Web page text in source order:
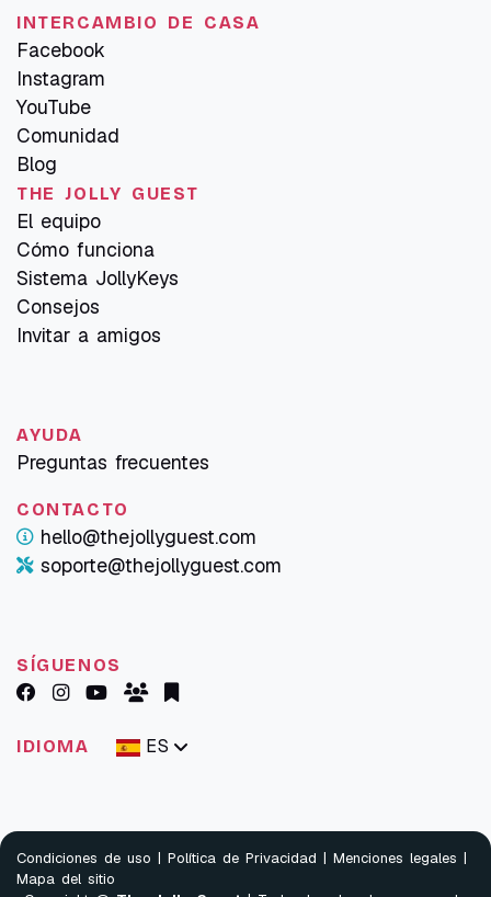
INTERCAMBIO DE CASA
Facebook
Instagram
YouTube
Comunidad
Blog
THE JOLLY GUEST
El equipo
Cómo funciona
Sistema JollyKeys
Consejos
Invitar a amigos
AYUDA
Preguntas frecuentes
CONTACTO
hello@thejollyguest.com
soporte@thejollyguest.com
SÍGUENOS
IDIOMA ES
Condiciones de uso | Política de Privacidad | Menciones legales |
Mapa del sitio